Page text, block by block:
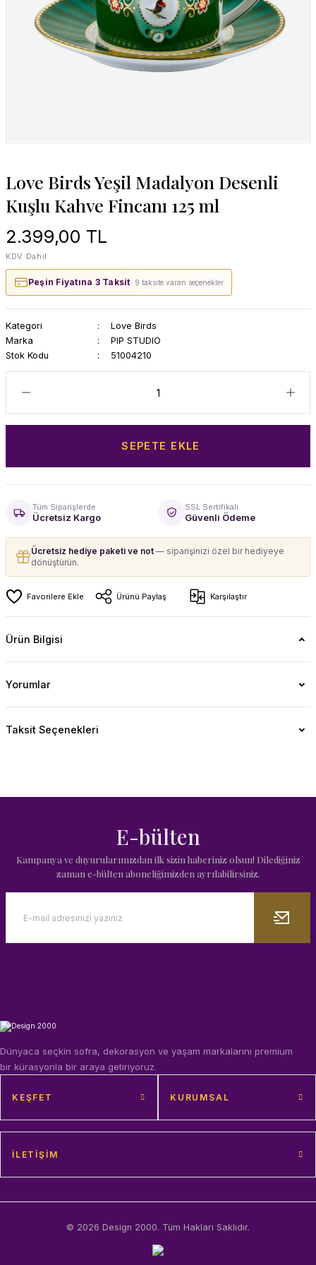
Love Birds Yeşil Madalyon Desenli
Kuşlu Kahve Fincanı 125 ml
2.399,00 TL
KDV Dahil
Peşin Fiyatına 3 Taksit· 9 taksite varan seçenekler
Kategori
Love Birds
Marka
PIP STUDIO
Stok Kodu
51004210
SEPETE EKLE
Tüm Siparişlerde
Ücretsiz Kargo
SSL Sertifikalı
Güvenli Ödeme
Ücretsiz hediye paketi ve not — siparişinizi özel bir hediyeye
dönüştürün.
Ürünü Paylaş Karşılaştır
Ürün Bilgisi
Yorumlar
Taksit Seçenekleri
E-bülten
Kampanya ve duyurularımızdan ilk sizin haberiniz olsun! Dilediğiniz
zaman e-bülten aboneliğimizden ayrılabilirsiniz.
Dünyaca seçkin sofra, dekorasyon ve yaşam markalarını premium
bir kürasyonla bir araya getiriyoruz.
KEŞFET KURUMSAL
İLETIŞIM
© 2026 Design 2000. Tüm Hakları Saklıdır.